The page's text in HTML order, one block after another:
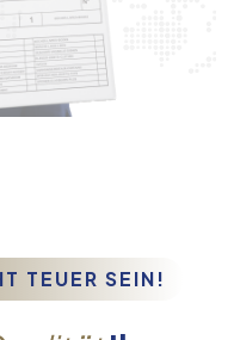
TEUER SEIN!